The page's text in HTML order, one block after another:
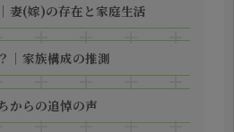
妻(嫁)の存在と家庭生活
｜家族構成の推測
からの追悼の声